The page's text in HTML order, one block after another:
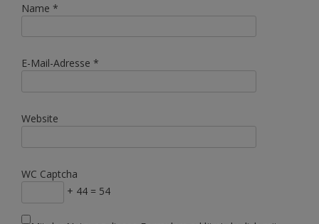
Name *
E-Mail-Adresse *
Website
WC Captcha
+ 44 = 54